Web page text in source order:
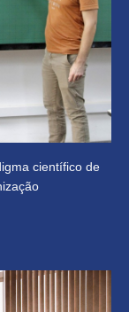
científico de